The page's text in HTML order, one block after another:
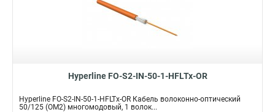
Hyperline FO-S2-IN-50-1-HFLTx-OR
Hyperline FO-S2-IN-50-1-HFLTx-OR Кабель волоконно-оптический
50/125 (OM2) многомодовый, 1 волок...